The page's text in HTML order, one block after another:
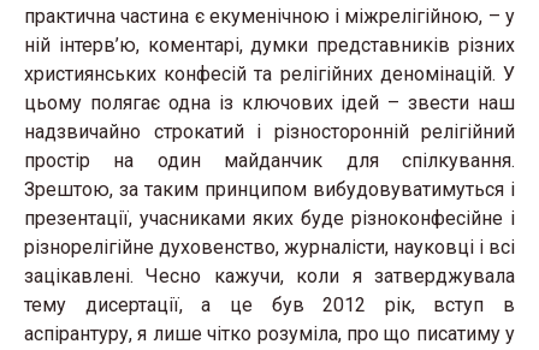
практична частина є екуменічною і міжрелігійною, – у
ній інтерв’ю, коментарі, думки представників різних
християнських конфесій та релігійних деномінацій. У
цьому полягає одна із ключових ідей – звести наш
надзвичайно строкатий і різносторонній релігійний
простір на один майданчик для спілкування.
Зрештою, за таким принципом вибудовуватимуться і
презентації, учасниками яких буде різноконфесійне і
різнорелігійне духовенство, журналісти, науковці і всі
зацікавлені. Чесно кажучи, коли я затверджувала
тему дисертації, а це був 2012 рік, вступ в
аспірантуру, я лише чітко розуміла, про що писатиму у